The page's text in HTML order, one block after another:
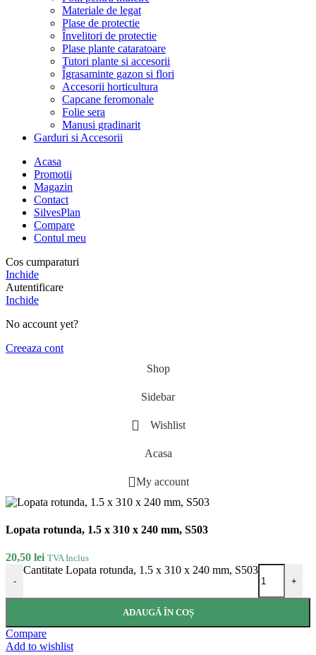
Materiale de legat
Plase de protectie
Învelitori de protectie
Plase plante cataratoare
Tutori plante si accesorii
Îgrasaminte gazon si flori
Accesorii horticultura
Capcane feromonale
Folie sera
Manusi gradinarit
Garduri si Accesorii
Acasa
Promotii
Magazin
Contact
SilvesPlan
Compare
Contul meu
Cos cumparaturi
Inchide
Autentificare
Inchide
No account yet?
Creeaza cont
Shop
Sidebar
Wishlist
Acasa
My account
Lopata rotunda, 1.5 x 310 x 240 mm, S503
20,50 lei TVA Inclus
-
Cantitate Lopata rotunda, 1.5 x 310 x 240 mm, S503
+
ADAUGĂ ÎN COȘ
Compare
Add to wishlist